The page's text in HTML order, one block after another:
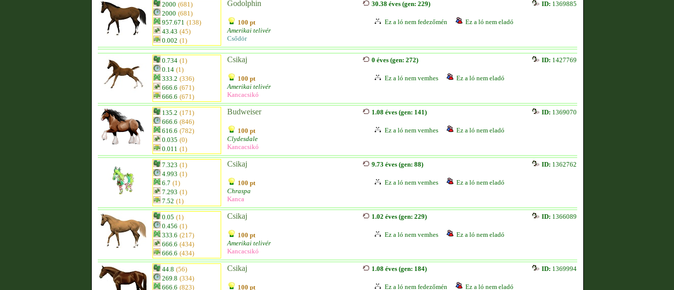
2000 (681)
2000 (681)
957.671 (138)
43.43 (45)
0.002 (1)
Godolphin
100 pt
Amerikai telivér
Csődör
30.38 éves (gen: 229) ID: 1369885
Ez a ló nem fedezőmén Ez a ló nem eladó
0.734 (1)
0.14 (1)
333.2 (336)
666.6 (671)
666.6 (671)
Csikaj
100 pt
Amerikai telivér
Kancacsikó
0 éves (gen: 272) ID: 1427769
Ez a ló nem vemhes Ez a ló nem eladó
135.2 (171)
666.6 (846)
616.6 (782)
0.035 (0)
0.011 (1)
Budweiser
100 pt
Clydesdale
Kancacsikó
1.08 éves (gen: 141) ID: 1369070
Ez a ló nem vemhes Ez a ló nem eladó
7.323 (1)
4.993 (1)
6.7 (1)
7.293 (1)
7.52 (1)
Csikaj
100 pt
Chraspa
Kanca
9.73 éves (gen: 88) ID: 1362762
Ez a ló nem vemhes Ez a ló nem eladó
0.05 (1)
0.456 (1)
333.6 (217)
666.6 (434)
666.6 (434)
Csikaj
100 pt
Amerikai telivér
Kancacsikó
1.02 éves (gen: 229) ID: 1366089
Ez a ló nem vemhes Ez a ló nem eladó
44.8 (56)
269.8 (334)
666.6 (823)
Csikaj
100 pt
1.08 éves (gen: 184) ID: 1369994
Ez a ló nem fedezőmén Ez a ló nem eladó